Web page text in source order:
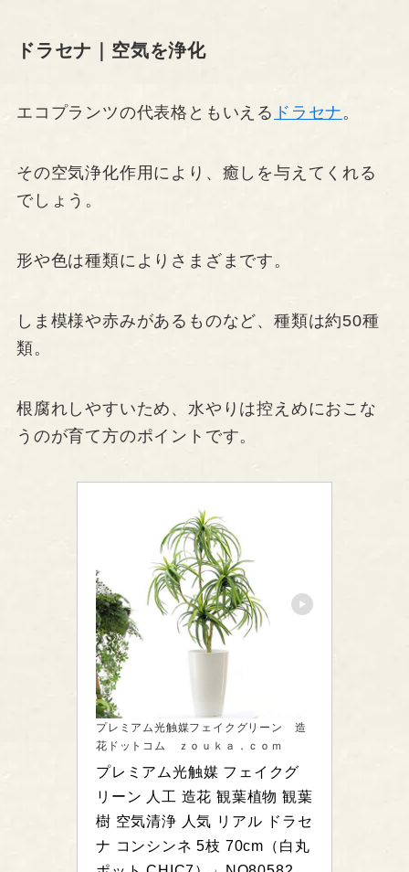
ドラセナ｜空気を浄化
エコプランツの代表格ともいえる ドラセナ。
その空気浄化作用により、癒しを与えてくれる
でしょう。
形や色は種類によりさまざまです。
しま模様や赤みがあるものなど、種類は約50種
類。
根腐れしやすいため、水やりは控えめにおこな
うのが育て方のポイントです。
プレミアム光触媒フェイクグリーン 造
花ドットコム ｚｏｕｋａ．ｃｏｍ
プレミアム光触媒 フェイクグ
リーン 人工 造花 観葉植物 観葉
樹 空気清浄 人気 リアル ドラセ
ナ コンシンネ 5枝 70cm（白丸